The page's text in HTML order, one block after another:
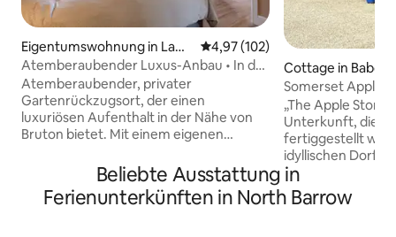
Eigentumswohnung in Lam
yatt
Durchschnittliche Bewertung:
4,97 (102)
Atemberaubender Luxus-Anbau • In der
Nähe von Bruton und The Newt
Atemberaubender, privater
Gartenrückzugsort, der einen
luxuriösen Aufenthalt in der Nähe von
Bruton bietet. Mit einem eigenen
einen tollen Ort zum Entspannen in
Komfort. Öffne die Doppeltüren und du
findest ein komfortables Kingsize-
Cottage in
Somerset Apple
Inserat
„The Apple
Unterkunft, die
fertiggestellt
idyllischen Dorf
Gehminuten von
Kneipe aus dem
entfernt ist. Das „Naturschutzgebiet“
Beliebte Ausstattung in
Ferienunterkünften in North Barrow